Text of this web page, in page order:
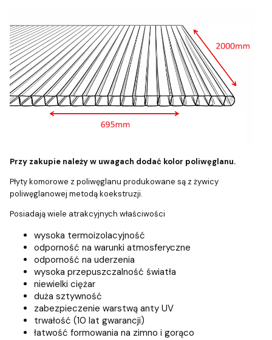
Przy zakupie należy w uwagach dodać kolor poliwęglanu.
Płyty komorowe z poliwęglanu produkowane są z żywicy
poliwęglanowej metodą koekstruzji.
Posiadają wiele atrakcyjnych właściwości
wysoka termoizolacyjność
odporność na warunki atmosferyczne
odporność na uderzenia
wysoka przepuszczalność światła
niewielki ciężar
duża sztywność
zabezpieczenie warstwą anty UV
trwałość (10 lat gwarancji)
łatwość formowania na zimno i gorąco